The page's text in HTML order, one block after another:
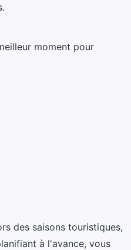
moment pour
des saisons touristiques,
à l'avance, vous